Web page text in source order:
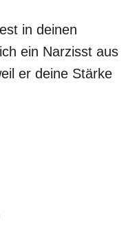
in deinen
ein Narzisst aus
er deine Stärke